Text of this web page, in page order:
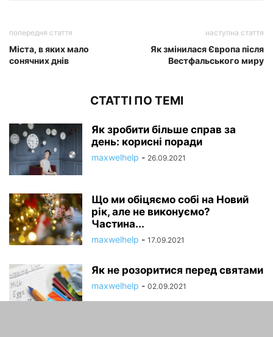
попередня стаття
Міста, в яких мало
сонячних днів
наступна стаття
Як змінилася Європа після
Вестфальського миру
СТАТТІ ПО ТЕМІ
Як зробити більше справ за
день: корисні поради
maxwelhelp - 26.09.2021
Що ми обіцяємо собі на Новий
рік, але не виконуємо?
Частина...
maxwelhelp - 17.09.2021
Як не розоритися перед святами
maxwelhelp - 02.09.2021